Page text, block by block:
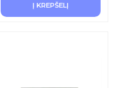
Į KREPŠELĮ